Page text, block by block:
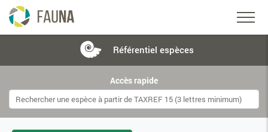
Référentiel espèces
Accès rapide